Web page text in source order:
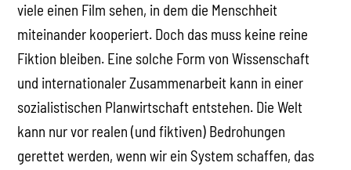
viele einen Film sehen, in dem die Menschheit
miteinander kooperiert. Doch das muss keine reine
Fiktion bleiben. Eine solche Form von Wissenschaft
und internationaler Zusammenarbeit kann in einer
sozialistischen Planwirtschaft entstehen. Die Welt
kann nur vor realen (und fiktiven) Bedrohungen
gerettet werden, wenn wir ein System schaffen, das